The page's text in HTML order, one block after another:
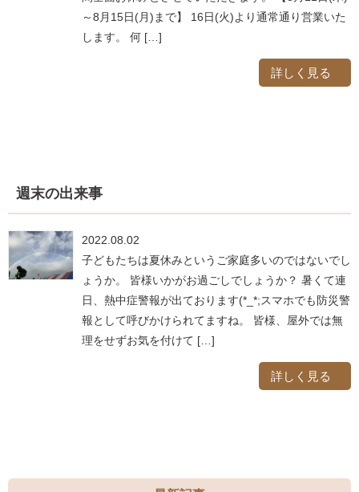
～8月15日(月)まで】 16日(火)より通常通り営業いた
します。 何 […]
詳しく見る
週末の出来事
2022.08.02
子どもたちは夏休みというご家庭多いのではないでし
ょうか。 皆様いかがお過ごしでしょうか？ 暑くて連
日、熱中症警報が出ております(*_*;スマホでも防災警
報として呼びかけられてますね。 皆様、屋外では無
理をせずお気を付けて […]
詳しく見る